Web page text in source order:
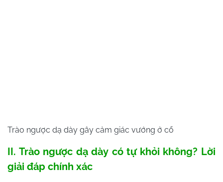
Trào ngược dạ dày gây cảm giác vướng ở cổ
II. Trào ngược dạ dày có tự khỏi không? Lời
giải đáp chính xác